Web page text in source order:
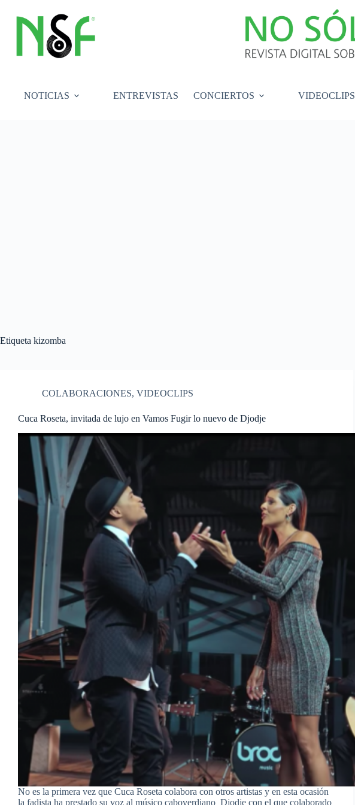
contenido
NOTICIAS ENTREVISTAS CONCIERTOS VIDEOCLIPS
Etiqueta kizomba
COLABORACIONES, VIDEOCLIPS
Cuca Roseta, invitada de lujo en Vamos Fugir lo nuevo de Djodje
No es la primera vez que Cuca Roseta colabora con otros artistas y en esta ocasión
la fadista ha prestado su voz al músico caboverdiano Djodje con el que colaborado